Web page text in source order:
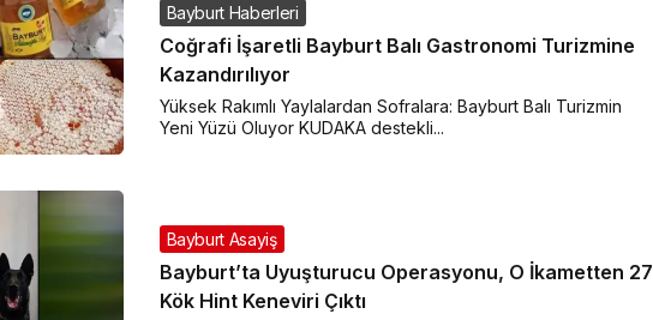
Bayburt Haberleri
Coğrafi İşaretli Bayburt Balı Gastronomi Turizmine
Kazandırılıyor
Yüksek Rakımlı Yaylalardan Sofralara: Bayburt Balı Turizmin
Yeni Yüzü Oluyor KUDAKA destekli...
Bayburt Asayiş
Bayburt’ta Uyuşturucu Operasyonu, O İkametten 27
Kök Hint Keneviri Çıktı